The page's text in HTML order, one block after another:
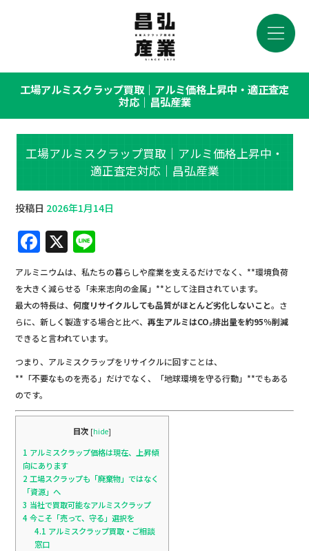
工場アルミスクラップ買取｜アルミ価格上昇中・適正査定
対応｜昌弘産業
工場アルミスクラップ買取｜アルミ価格上昇中・
適正査定対応｜昌弘産業
投稿日 2026年1月14日
F
a
c
e
b
o
o
k
X
n
e
アルミニウムは、私たちの暮らしや産業を支えるだけでなく、**環境負荷
を大きく減らせる「未来志向の金属」**として注目されています。
最大の特長は、何度リサイクルしても品質がほとんど劣化しないこと。さ
らに、新しく製造する場合と比べ、再生アルミはCO₂排出量を約95％削減
できると言われています。
つまり、アルミスクラップをリサイクルに回すことは、
**「不要なものを売る」だけでなく、「地球環境を守る行動」**でもある
のです。
目次 [hide]
1 アルミスクラップ価格は現在、上昇傾
向にあります
2 工場スクラップも「廃棄物」ではなく
「資源」へ
3 当社で買取可能なアルミスクラップ
4今こそ「売って、守る」選択を
4.1 アルミスクラップ買取・ご相談
窓口